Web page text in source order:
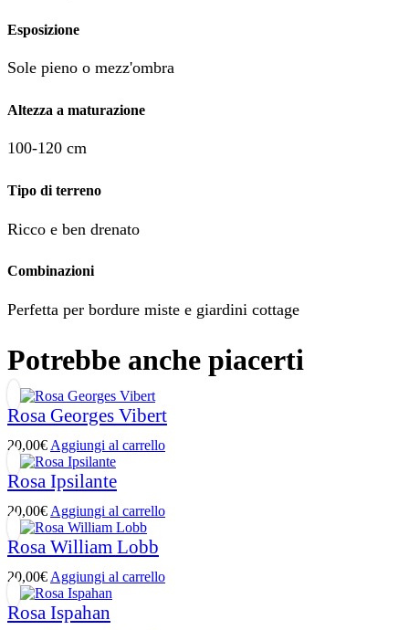
Esposizione
Sole pieno o mezz'ombra
Altezza a maturazione
100-120 cm
Tipo di terreno
Ricco e ben drenato
Combinazioni
Perfetta per bordure miste e giardini cottage
Potrebbe anche piacerti
Rosa Georges Vibert
20,00€ Aggiungi al carrello
Rosa Ipsilante
20,00€ Aggiungi al carrello
Rosa William Lobb
20,00€ Aggiungi al carrello
Rosa Ispahan